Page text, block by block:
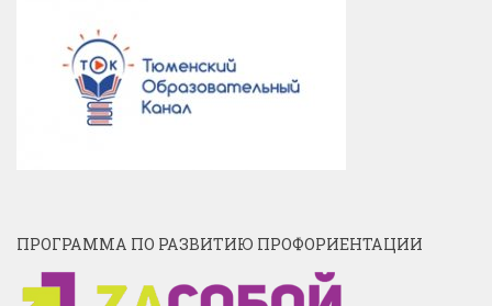
ПРОГРАММА ПО РАЗВИТИЮ ПРОФОРИЕНТАЦИИ